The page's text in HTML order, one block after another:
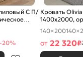
С П/
-20%
Кровать
1400x2000,
основание,
140×200
от 22 320₽